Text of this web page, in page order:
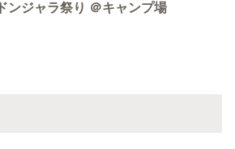
ドンジャラ祭り ＠キャンプ場